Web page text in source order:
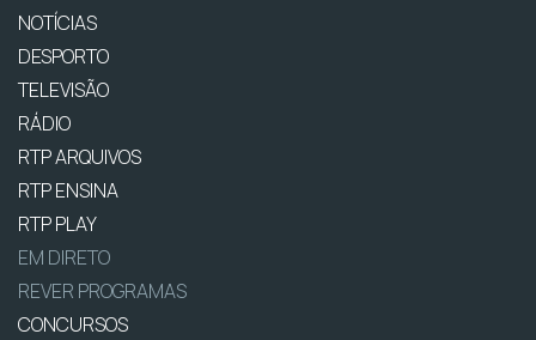
NOTÍCIAS
DESPORTO
TELEVISÃO
RÁDIO
RTP ARQUIVOS
RTP ENSINA
RTP PLAY
EM DIRETO
REVER PROGRAMAS
CONCURSOS